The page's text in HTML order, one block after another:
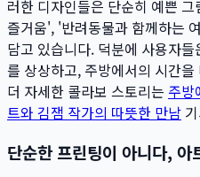
러한 디자인들은 단순히 예쁜
즐거움', '반려동물과 함께하는
담고 있습니다. 덕분에 사용자
를 상상하고, 주방에서의 시간
더 자세한 콜라보 스토리는 주방
트와 김잼 작가의 따뜻한 만남
단순한 프린팅이 아니다, 아